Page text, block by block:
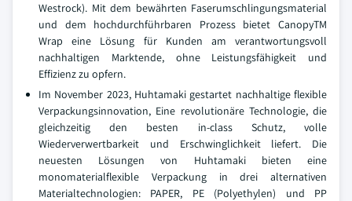
Westrock). Mit dem bewährten Faserumschlingungsmaterial
und dem hochdurchführbaren Prozess bietet CanopyTM
Wrap eine Lösung für Kunden am verantwortungsvoll
nachhaltigen Marktende, ohne Leistungsfähigkeit und
Effizienz zu opfern.
Im November 2023, Huhtamaki gestartet nachhaltige flexible
Verpackungsinnovation, Eine revolutionäre Technologie, die
gleichzeitig den besten in-class Schutz, volle
Wiederverwertbarkeit und Erschwinglichkeit liefert. Die
neuesten Lösungen von Huhtamaki bieten eine
monomaterialflexible Verpackung in drei alternativen
Materialtechnologien: PAPER, PE (Polyethylen) und PP